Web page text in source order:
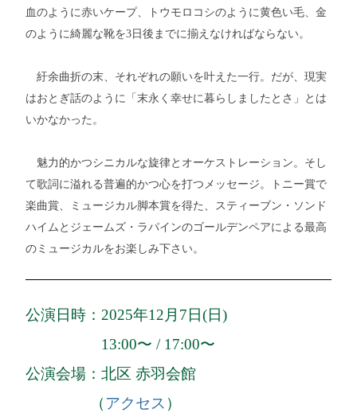
血のように赤いケープ、トウモロコシのように黄色い毛、金
のように綺麗な靴を3日後までに揃えなければならない。
紆余曲折の末、それぞれの願いを叶えた一行。だが、現実
はおとぎ話のように「末永く幸せに暮らしましたとさ」とは
いかなかった。
魅力的かつシニカルな旋律とオーケストレーション。そし
て歌詞に溢れる普遍的かつ心を打つメッセージ。トニー賞で
楽曲賞、ミュージカル脚本賞を得た、スティーブン・ソンド
ハイムとジェームズ・ラパインのゴールデンペアによる最高
のミュージカルをお楽しみ下さい。
公演日時：2025年12月7日(日)
13:00〜 / 17:00〜
公演会場：北区 赤羽会館
（ アクセス ）